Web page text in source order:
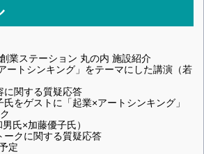
業ステーション 丸の内 施設紹介
ートシンキング」をテーマにした講演（若
に関する質疑応答
をゲストに「起業×アートシンキング」
藤優子氏）
クに関する質疑応答
定